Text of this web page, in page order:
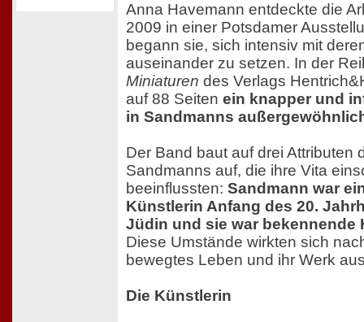
Anna Havemann entdeckte die
2009 in einer Potsdamer
begann sie, sich intensiv mit
auseinander zu setzen. In der
Miniaturen des Verlags
auf 88 Seiten ein knapper und
in Sandmanns
Der Band baut auf drei Attributen
Sandmanns auf, die ihre Vita
beeinflussten: Sandmann war
Künstlerin Anfang des 20.
Jüdin und sie war bekennende
Diese Umstände wirkten sich
bewegtes Leben und ihr Werk
Die Künstlerin